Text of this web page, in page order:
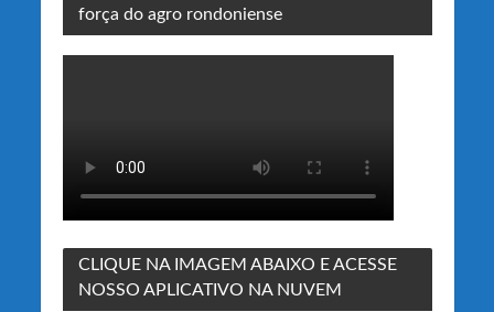
força do agro rondoniense
CLIQUE NA IMAGEM ABAIXO E ACESSE
NOSSO APLICATIVO NA NUVEM